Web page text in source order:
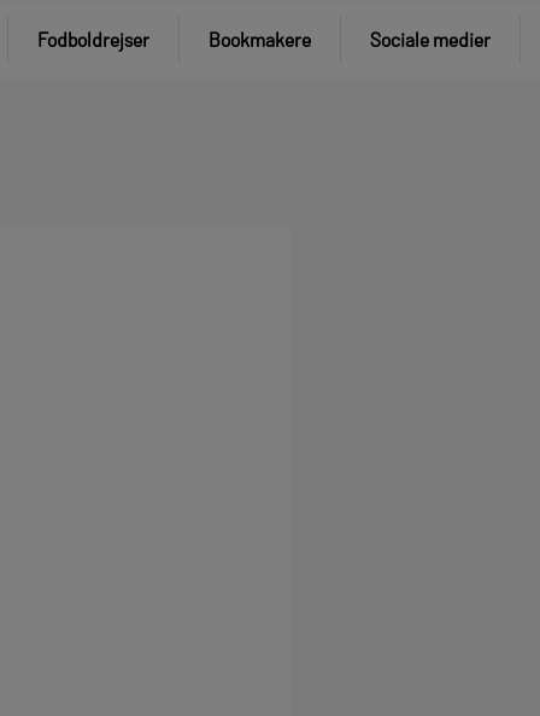
Fodboldrejser Bookmakere Sociale medier